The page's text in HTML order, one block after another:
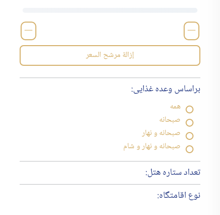
—
—
إزالة مرشح السعر
براساس وعده غذایی:
همه
صبحانه
صبحانه و نهار
صبحانه و نهار و شام
تعداد ستاره هتل:
نوع اقامتگاه: